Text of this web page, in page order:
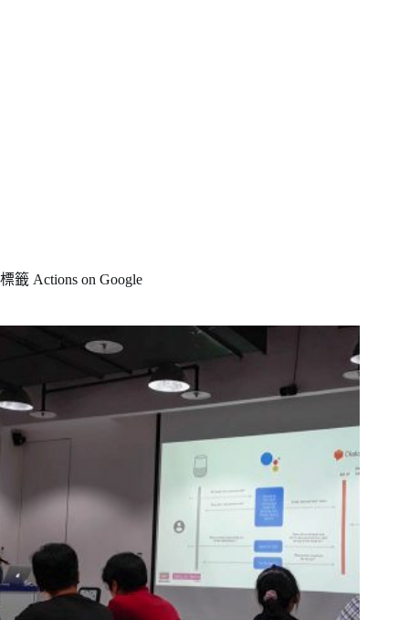
標籤 Actions on Google